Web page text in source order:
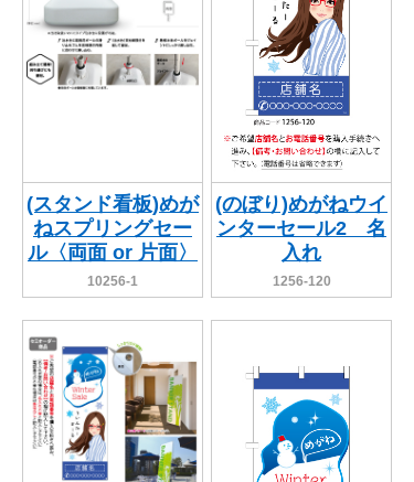
(スタンド看板)めが
ねスプリングセー
ル〈両面 or 片面〉
10256-1
(のぼり)めがねウイ
ンターセール2 名
入れ
1256-120